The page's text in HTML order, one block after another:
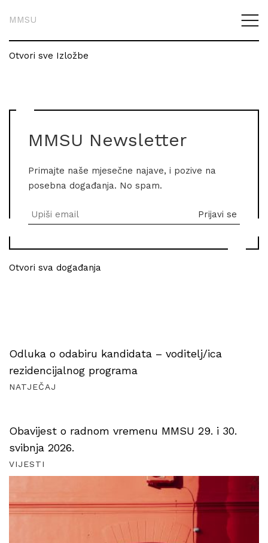
MMSU
Otvori sve Izložbe
MMSU Newsletter
Primajte naše mjesečne najave, i pozive na
posebna događanja. No spam.
Otvori sva događanja
Odluka o odabiru kandidata – voditelj/ica
rezidencijalnog programa
NATJEČAJ
Obavijest o radnom vremenu MMSU 29. i 30.
svibnja 2026.
VIJESTI